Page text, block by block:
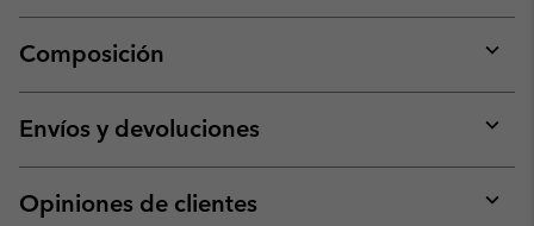
Composición
or
Envíos y devoluciones
or
Opiniones de clientes